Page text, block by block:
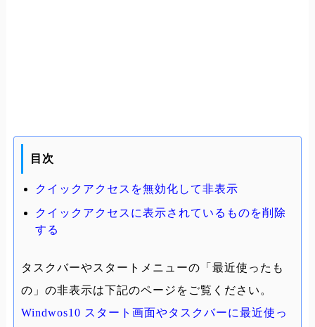
目次
クイックアクセスを無効化して非表示
クイックアクセスに表示されているものを削除
する
タスクバーやスタートメニューの「最近使ったも
の」の非表示は下記のページをご覧ください。
Windwos10 スタート画面やタスクバーに最近使っ